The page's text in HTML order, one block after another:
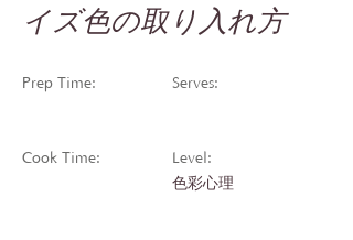
イズ色の取り入れ方
Prep Time:
Cook Time:
Serves:
Level:
色彩心理